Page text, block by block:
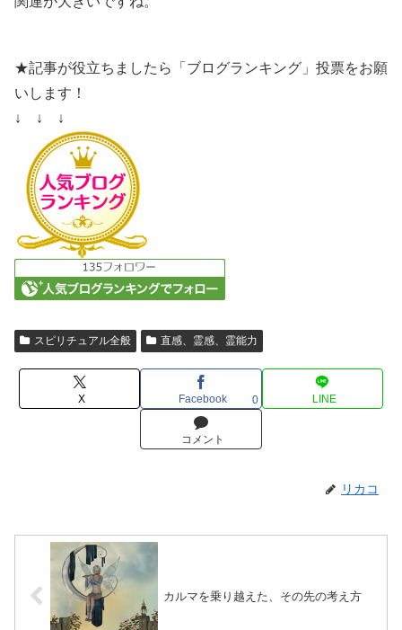
★記事が役立ちましたら「ブログランキング」投票をお願
いします！
↓ ↓ ↓
スピリチュアル全般 直感、霊感、霊能力
X Facebook 0 LINE
コメント
リカコ
カルマを乗り越えた、その先の考え方